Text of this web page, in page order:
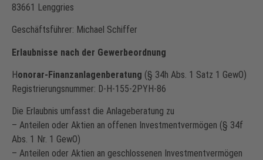
83661 Lenggries
Geschäftsführer: Michael Schiffer
Erlaubnisse nach der Gewerbeordnung
Honorar-Finanzanlagenberatung (§ 34h Abs. 1 Satz 1 GewO)
Registrierungsnummer: D-H-155-2PYH-86
Die Erlaubnis umfasst die Anlageberatung zu
– Anteilen oder Aktien an offenen Investmentvermögen (§ 34f
Abs. 1 Nr. 1 GewO)
– Anteilen oder Aktien an geschlossenen Investmentvermögen